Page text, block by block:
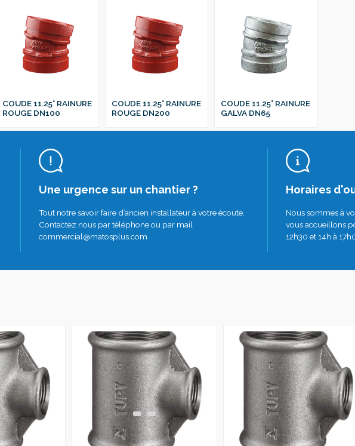
COUDE 11.25° RAINURE
ROUGE DN100
COUDE 11.25° RAINURE
ROUGE DN200
COUDE 11.25° RAINURE
GALVA DN65
Une urgence sur un chantier ?
Tout notre savoir faire d’ancien installateur à votre écoute.
Contactez nous par téléphone ou par mail
commercial@matosplus.com
Horaires
Nous sommes à
vous accueillons
12h30 et 14h à